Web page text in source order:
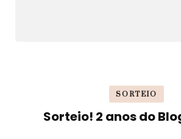
SORTEIO
Sorteio! 2 anos do